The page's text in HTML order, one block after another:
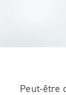
Peut-être